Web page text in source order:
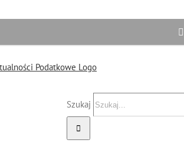
Szukaj